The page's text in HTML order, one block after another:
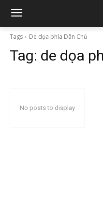
Tags De dọa phía Dân Chủ
Tag: de dọa
No posts to display